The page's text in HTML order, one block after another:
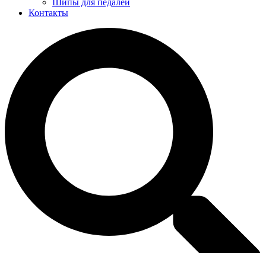
Шипы для педалей
Контакты